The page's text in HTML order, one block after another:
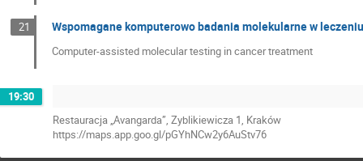
21 Wspomagane komputerowo badania molekularne w
Computer-assisted molecular testing in cancer treatment
19:30
Restauracja „Avangarda”, Zyblikiewicza 1, Kraków
https://maps.app.goo.gl/pGYhNCw2y6AuStv76